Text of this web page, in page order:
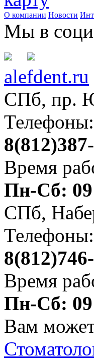
О компании Новости
Мы в
alefdent.ru
СПб, пр.
Телефоны:
Время
Пн-Сб:
СПб,
Телефоны:
Время
Пн-Сб:
Вам